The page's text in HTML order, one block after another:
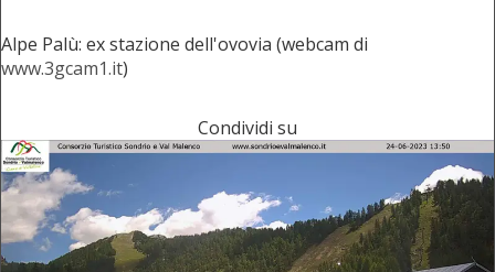
Alpe Palù: ex stazione dell'ovovia (webcam di
www.3gcam1.it)
Condividi su